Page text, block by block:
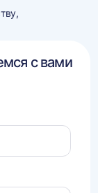
с вами